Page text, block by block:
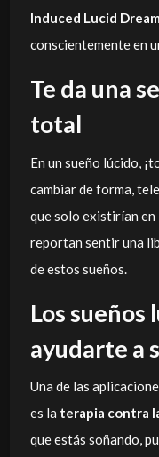
Induced Lucid
conscientemente en
Te da una
total
En un sueño lúcido,
cambiar de forma,
que solo existirían
reportan sentir una
de estos sueños.
Los sueños
ayudarte a
Una de las
es la terapia contra
que estás soñando,